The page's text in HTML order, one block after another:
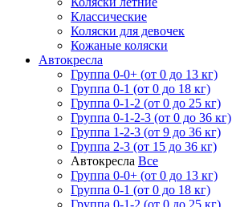
Классические
Коляски для девочек
Кожаные коляски
Автокресла
Группа 0-0+ (от 0 до 13 кг)
Группа 0-1 (от 0 до 18 кг)
Группа 0-1-2 (от 0 до 25 кг)
Группа 0-1-2-3 (от 0 до 36 кг)
Группа 1-2-3 (от 9 до 36 кг)
Группа 2-3 (от 15 до 36 кг)
Автокресла Все
Группа 0-0+ (от 0 до 13 кг)
Группа 0-1 (от 0 до 18 кг)
Группа 0-1-2 (от 0 до 25 кг)